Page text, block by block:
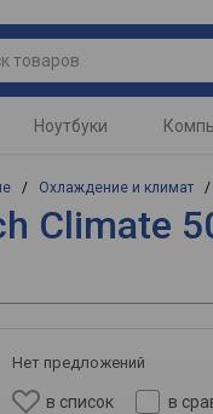
Ноутбуки
/ Охлаждение и климат /
Climate
Нет предложений
в список в